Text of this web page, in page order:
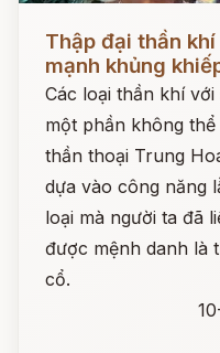
Thập đại thần
mạnh khủng
Các loại thần khí
một phần không
thần thoại Trung
dựa vào công năng
loại mà người ta đã
được mệnh danh là
cổ.